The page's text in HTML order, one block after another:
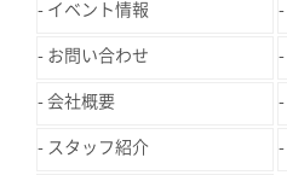
イベント情報
お問い合わせ
会社概要
スタッフ紹介